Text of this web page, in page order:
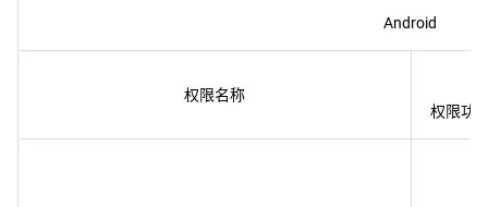
Android
权限名称